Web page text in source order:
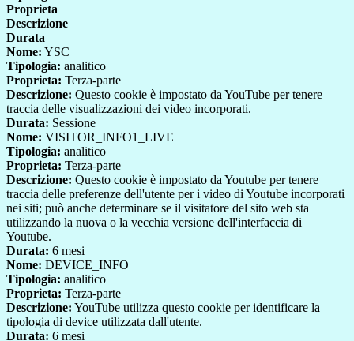
Proprieta
Descrizione
Durata
Nome: YSC
Tipologia: analitico
Proprieta: Terza-parte
Descrizione: Questo cookie è impostato da YouTube per tenere
traccia delle visualizzazioni dei video incorporati.
Durata: Sessione
Nome: VISITOR_INFO1_LIVE
Tipologia: analitico
Proprieta: Terza-parte
Descrizione: Questo cookie è impostato da Youtube per tenere
traccia delle preferenze dell'utente per i video di Youtube incorporati
nei siti; può anche determinare se il visitatore del sito web sta
utilizzando la nuova o la vecchia versione dell'interfaccia di
Youtube.
Durata: 6 mesi
Nome: DEVICE_INFO
Tipologia: analitico
Proprieta: Terza-parte
Descrizione: YouTube utilizza questo cookie per identificare la
tipologia di device utilizzata dall'utente.
Durata: 6 mesi